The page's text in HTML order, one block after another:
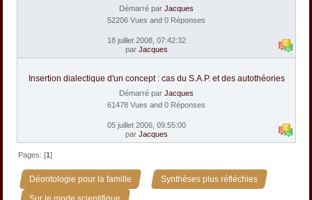
Démarré par Jacques
52206 Vues and 0 Réponses
18 juillet 2008, 07:42:32
par Jacques
Insertion dialectique d'un concept : cas du S.A.P. et des autothéories
Démarré par Jacques
61478 Vues and 0 Réponses
05 juillet 2006, 09:55:00
par Jacques
Pages: [1]
Déontologie pour la famille » Synthèses plus réfléchies »